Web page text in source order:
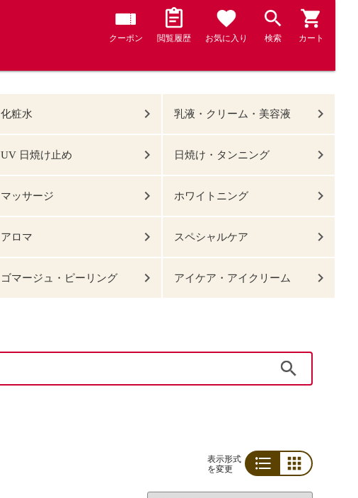
クーポン 閲覧履歴 お気に入り 検索 カート
化粧水 乳液・クリーム・美容液
UV 日焼け止め 日焼け・タンニング
マッサージ ホワイトニング
アロマ スペシャルケア
ゴマージュ・ピーリング アイケア・アイクリーム
表示形式
を変更